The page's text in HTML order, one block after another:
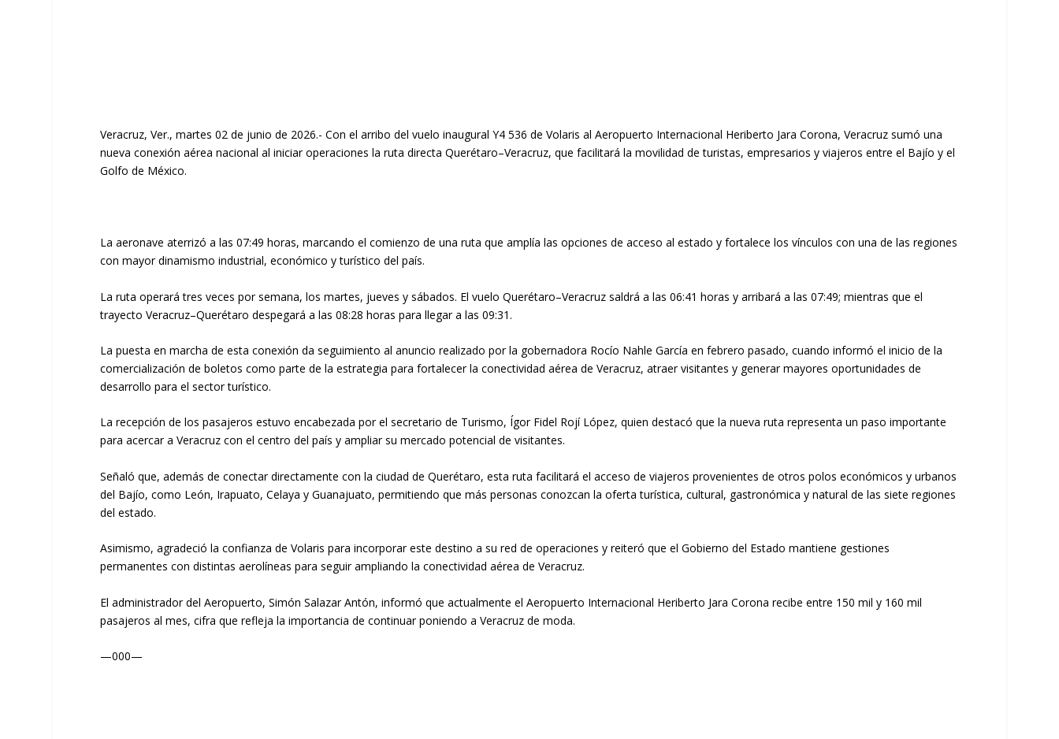
Veracruz, Ver., martes 02 de junio de 2026.- Con el arribo del vuelo inaugural Y4 536 de Volaris al Aeropuerto Internacional Heriberto Jara Corona, Veracruz sumó una
nueva conexión aérea nacional al iniciar operaciones la ruta directa Querétaro–Veracruz, que facilitará la movilidad de turistas, empresarios y viajeros entre el Bajío y el
Golfo de México.
La aeronave aterrizó a las 07:49 horas, marcando el comienzo de una ruta que amplía las opciones de acceso al estado y fortalece los vínculos con una de las regiones
con mayor dinamismo industrial, económico y turístico del país.
La ruta operará tres veces por semana, los martes, jueves y sábados. El vuelo Querétaro–Veracruz saldrá a las 06:41 horas y arribará a las 07:49; mientras que el
trayecto Veracruz–Querétaro despegará a las 08:28 horas para llegar a las 09:31.
La puesta en marcha de esta conexión da seguimiento al anuncio realizado por la gobernadora Rocío Nahle García en febrero pasado, cuando informó el inicio de la
comercialización de boletos como parte de la estrategia para fortalecer la conectividad aérea de Veracruz, atraer visitantes y generar mayores oportunidades de
desarrollo para el sector turístico.
La recepción de los pasajeros estuvo encabezada por el secretario de Turismo, Ígor Fidel Rojí López, quien destacó que la nueva ruta representa un paso importante
para acercar a Veracruz con el centro del país y ampliar su mercado potencial de visitantes.
Señaló que, además de conectar directamente con la ciudad de Querétaro, esta ruta facilitará el acceso de viajeros provenientes de otros polos económicos y urbanos
del Bajío, como León, Irapuato, Celaya y Guanajuato, permitiendo que más personas conozcan la oferta turística, cultural, gastronómica y natural de las siete regiones
del estado.
Asimismo, agradeció la confianza de Volaris para incorporar este destino a su red de operaciones y reiteró que el Gobierno del Estado mantiene gestiones
permanentes con distintas aerolíneas para seguir ampliando la conectividad aérea de Veracruz.
El administrador del Aeropuerto, Simón Salazar Antón, informó que actualmente el Aeropuerto Internacional Heriberto Jara Corona recibe entre 150 mil y 160 mil
pasajeros al mes, cifra que refleja la importancia de continuar poniendo a Veracruz de moda.
—000—